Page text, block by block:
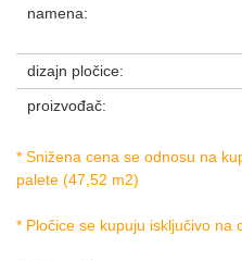
namena:
dizajn pločice:
proizvođač:
* Snižena cena se odnosu na
palete (47,52 m2)
* Pločice se kupuju isključivo na